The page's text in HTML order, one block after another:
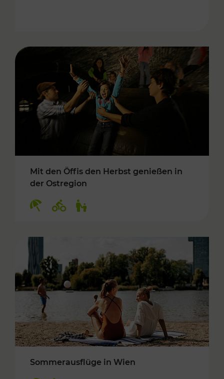
Mit den Öffis den Herbst genießen in
der Ostregion
Sommerausflüge in Wien